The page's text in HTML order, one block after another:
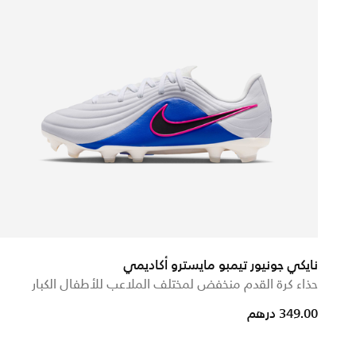
نايكي جونيور تيمبو مايسترو أكاديمي
حذاء كرة القدم منخفض لمختلف الملاعب للأطفال الكبار
349.00 درهم